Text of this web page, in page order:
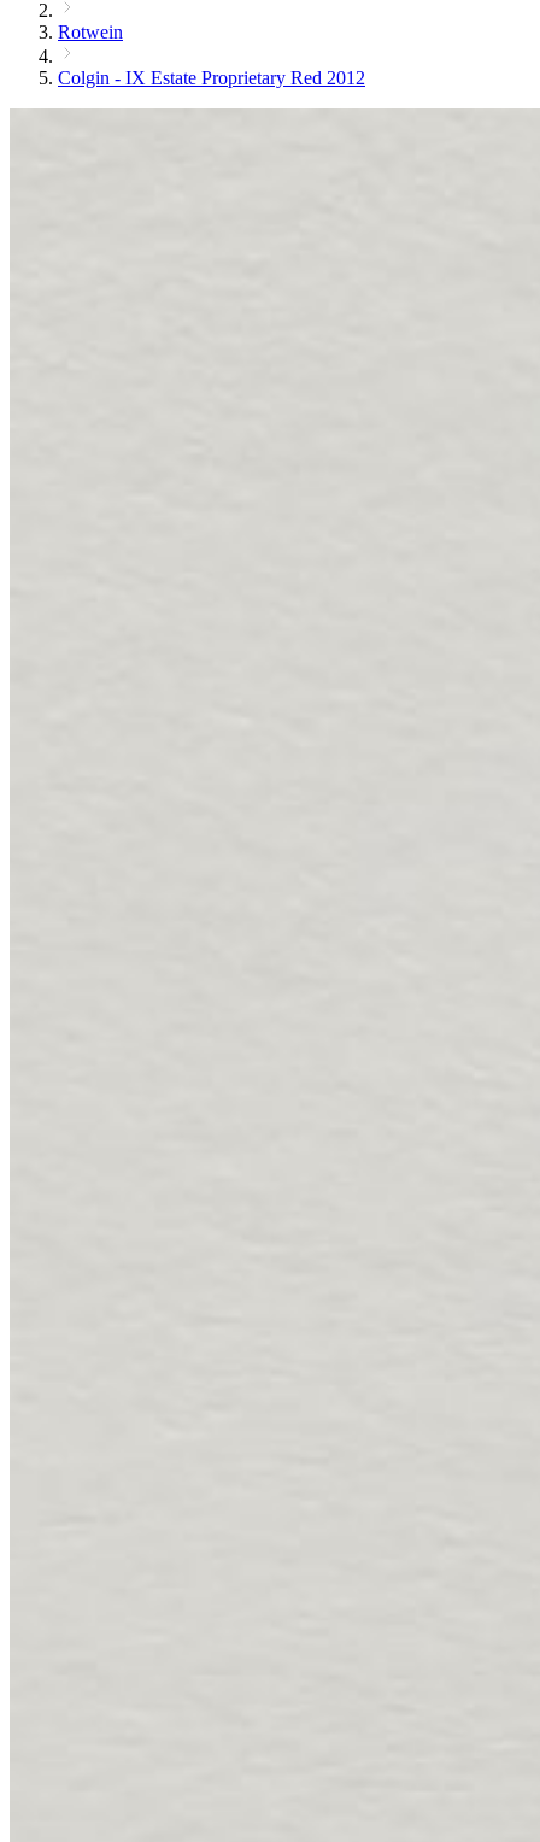
Rotwein
Colgin - IX Estate Proprietary Red 2012